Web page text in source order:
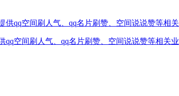
空间刷人气、qq名片刷赞、空间说说赞等相关业